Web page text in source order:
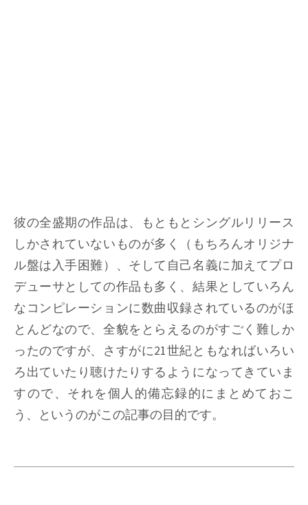
彼の全盛期の作品は、もともとシングルリリース
しかされていないものが多く（もちろんオリジナ
ル盤は入手困難）、そして自己名義に加えてプロ
デューサとしての作品も多く、結果としていろん
なコンピレーションに数曲収録されているのがほ
とんどなので、全貌をとらえるのがすごく難しか
ったのですが、さすがに21世紀ともなればいろい
ろ出ていたり聴けたりするようになってきていま
すので、それを個人的備忘録的にまとめておこ
う、というのがこの記事の目的です。